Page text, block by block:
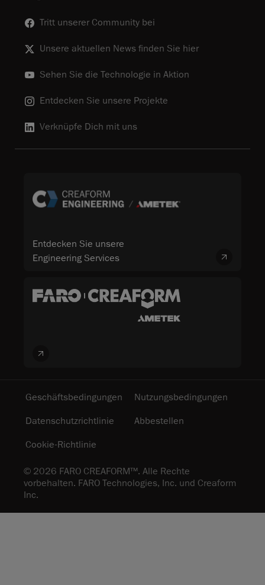
Tritt unserer Community bei
Unsere aktuellen News finden Sie hier
Sehen Sie die Technologie in Aktion
Entdecken Sie unsere Projekte
Verknüpfe Dich mit uns
Entdecken Sie unsere
Engineering Services
© 2026 FARO CREAFORM™. Alle Rechte
vorbehalten. FARO Technologies, Inc. und Creaform
Inc.
Geschäftsbedingungen
Nutzungsbedingungen
Datenschutzrichtlinie
Abbestellen
Cookie-Richtlinie